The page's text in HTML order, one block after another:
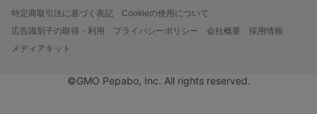
特定商取引法に基づく表記
Cookieの使用について
広告識別子の取得・利用
プライバシーポリシー 会社概要
採用情報
メディアキット
©GMO Pepabo, Inc. All rights reserved.